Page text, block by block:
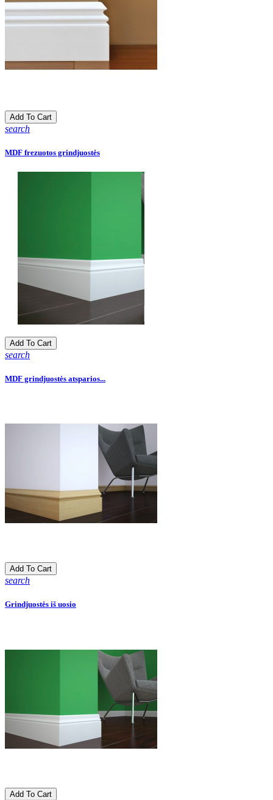
Add To Cart
search
MDF frezuotos grindjuostės
Add To Cart
search
MDF grindjuostės atsparios...
Add To Cart
search
Grindjuostės iš uosio
Add To Cart